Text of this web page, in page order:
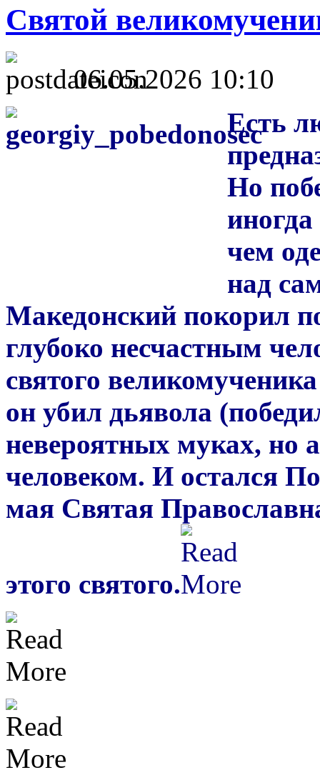
Святой
06.05.2026 10:10
Есть
Но
чем
над
Македонский покорил
глубоко несчастным
святого
он убил дьявола
невероятных муках, но
человеком. И остался
мая Святая
этого святого.